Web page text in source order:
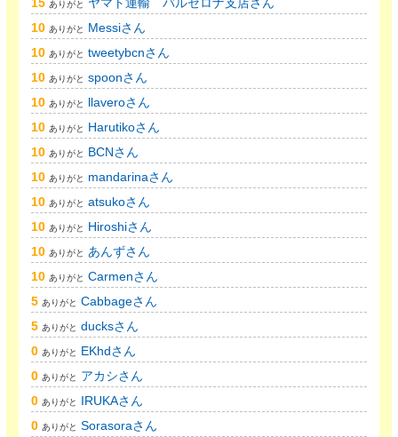
15 ありがと
ヤマト運輸 バルセロナ支店さん
10 ありがと
Messiさん
10 ありがと tweetybcnさん
10 ありがと spoonさん
10 ありがと
llaveroさん
10 ありがと
Harutikoさん
10 ありがと
BCNさん
10 ありがと
mandarinaさん
10 ありがと atsukoさん
10 ありがと
Hiroshiさん
10 ありがと あんずさん
10 ありがと Carmenさん
5 ありがと Cabbageさん
5 ありがと ducksさん
0 ありがと
EKhdさん
0 ありがと
アカシさん
0 ありがと
IRUKAさん
0 ありがと Sorasoraさん